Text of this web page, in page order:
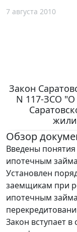
7 августа 2010
Закон
N 117-ЗСО
Обзор
Введены понятия
ипотечным
Установлен
заемщикам при
ипотечным
Закон вступает в